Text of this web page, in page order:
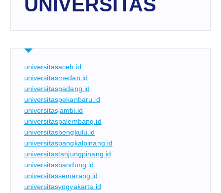
UNIVERSITAS
universitasaceh.id
universitasmedan.id
universitaspadang.id
universitaspekanbaru.id
universitasjambi.id
universitaspalembang.id
universitasbengkulu.id
universitaspangkalpinang.id
universitastanjungpinang.id
universitasbandung.id
universitassemarang.id
universitasyogyakarta.id